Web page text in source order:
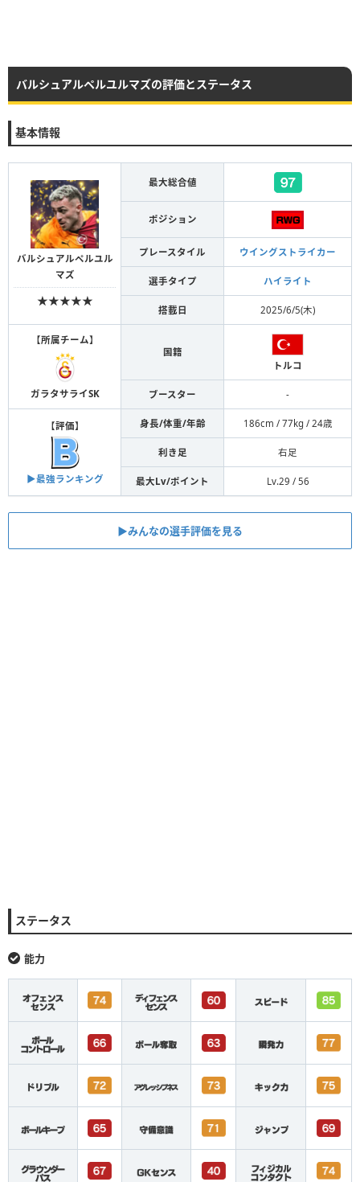
バルシュアルペルユルマズの評価とステータス
基本情報
バルシュアルペルユル
マズ
★★★★★
最大総合値
ポジション
プレースタイル ウイングストライカー
選手タイプ ハイライト
搭載日 2025/6/5(木)
【所属チーム】
ガラタサライSK
国籍
トルコ
ブースター -
【評価】
▶︎最強ランキング
身長/体重/年齢 186cm / 77kg / 24歳
利き足 右足
最大Lv/ポイント Lv.29 / 56
▶︎みんなの選手評価を見る
ステータス
能力